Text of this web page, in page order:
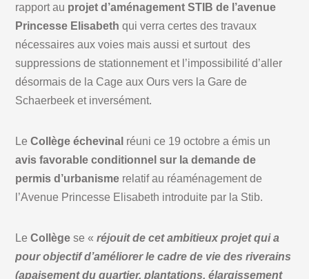
rapport au projet d’aménagement STIB de l’avenue
Princesse Elisabeth qui verra certes des travaux
nécessaires aux voies mais aussi et surtout des
suppressions de stationnement et l’impossibilité d’aller
désormais de la Cage aux Ours vers la Gare de
Schaerbeek et inversément.
LeCollège échevinal réuni ce 19 octobre a émis un
avis favorable conditionnel sur la demande de
permis d’urbanisme relatif au réaménagement de
l’Avenue Princesse Elisabeth introduite par la Stib.
Le Collège se «réjouit de cet ambitieux projet qui a
pour objectif d’améliorer le cadre de vie des riverains
(apaisement du quartier, plantations, élargissement